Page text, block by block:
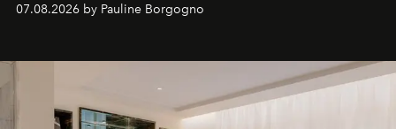
générationnel.
07.08.2026 by Pauline Borgogno